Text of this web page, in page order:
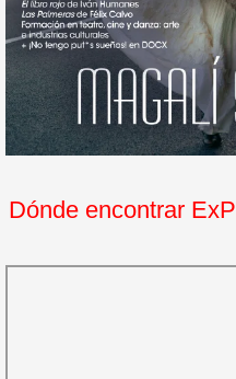
Dónde encontrar